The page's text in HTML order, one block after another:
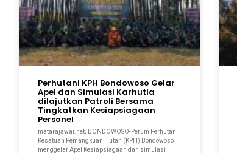
Perhutani KPH Bondowoso Gelar
Apel dan Simulasi Karhutla
dilajutkan Patroli Bersama
Tingkatkan Kesiapsiagaan
Personel
matarajawai.net; BONDOWOSO-Perum Perhutani
Kesatuan Pemangkuan Hutan (KPH) Bondowoso
menggelar Apel Kesiapsiagaan dan simulasi